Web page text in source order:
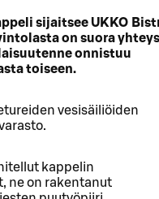
sijaitsee UKKO
on suora yhteys
onnistuu
toiseen.
vesisäiliöiden
kappelin
ne on rakentanut